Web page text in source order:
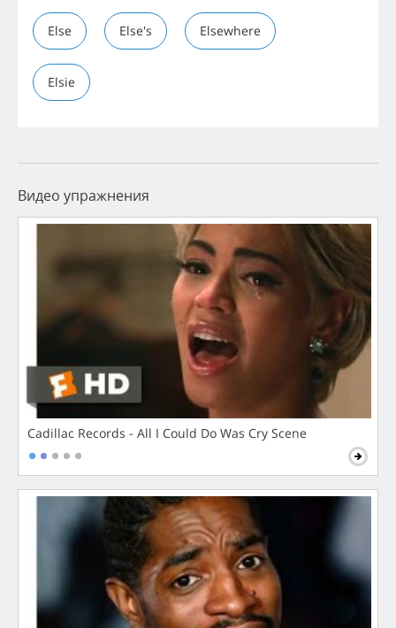
Else Else's Elsewhere
Elsie
Видео упражнения
Cadillac Records - All I Could Do Was Cry Scene